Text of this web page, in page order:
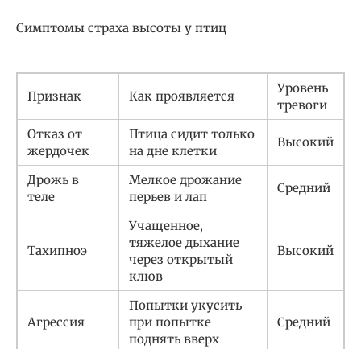
Симптомы страха высоты у птиц
Признак Как проявляется
Уровень
тревоги
Отказ от
жердочек
Птица сидит только
на дне клетки
Высокий
Дрожь в
теле
Мелкое дрожание
перьев и лап
Средний
Тахипноэ
Учащенное,
тяжелое дыхание
через открытый
клюв
Высокий
Агрессия
Попытки укусить
при попытке
поднять вверх
Средний